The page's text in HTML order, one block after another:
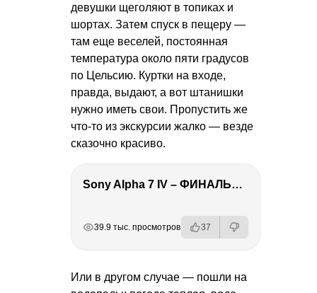
девушки щеголяют в топиках и
шортах. Затем спуск в пещеру —
там еще веселей, постоянная
температура около пяти градусов
по Цельсию. Куртки на входе,
правда, выдают, а вот штанишки
нужно иметь свои. Пропустить же
что-то из экскурсии жалко — везде
сказочно красиво.
Sony Alpha 7 IV – ФИНАЛЬНЫЙ ОБЗОР
39.9 тыс. просмотров 37
Или в другом случае — пошли на